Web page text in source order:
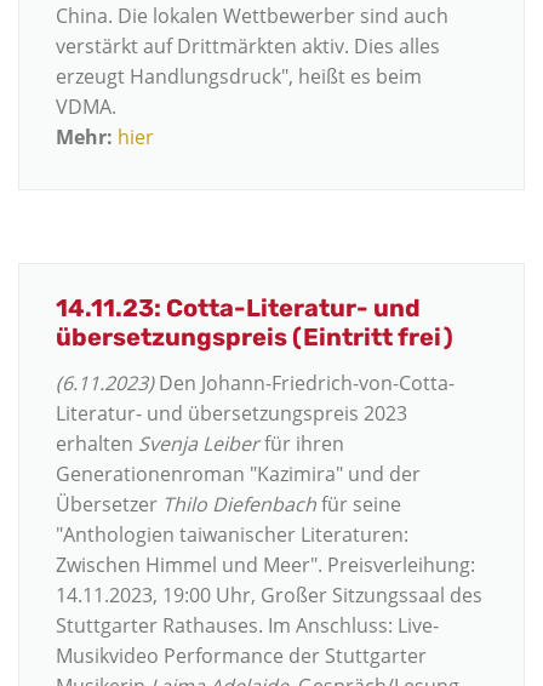
China. Die lokalen Wettbewerber sind auch
verstärkt auf Drittmärkten aktiv. Dies alles
erzeugt Handlungsdruck", heißt es beim
VDMA.
Mehr: hier
14.11.23: Cotta-Literatur- und
übersetzungspreis (Eintritt frei)
(6.11.2023)Den Johann-Friedrich-von-Cotta-
Literatur- und übersetzungspreis 2023
erhalten Svenja Leiberfür ihren
Generationenroman "Kazimira" und der
Übersetzer Thilo Diefenbachfür seine
"Anthologien taiwanischer Literaturen:
Zwischen Himmel und Meer". Preisverleihung:
14.11.2023, 19:00 Uhr, Großer Sitzungssaal des
Stuttgarter Rathauses. Im Anschluss: Live-
Musikvideo Performance der Stuttgarter